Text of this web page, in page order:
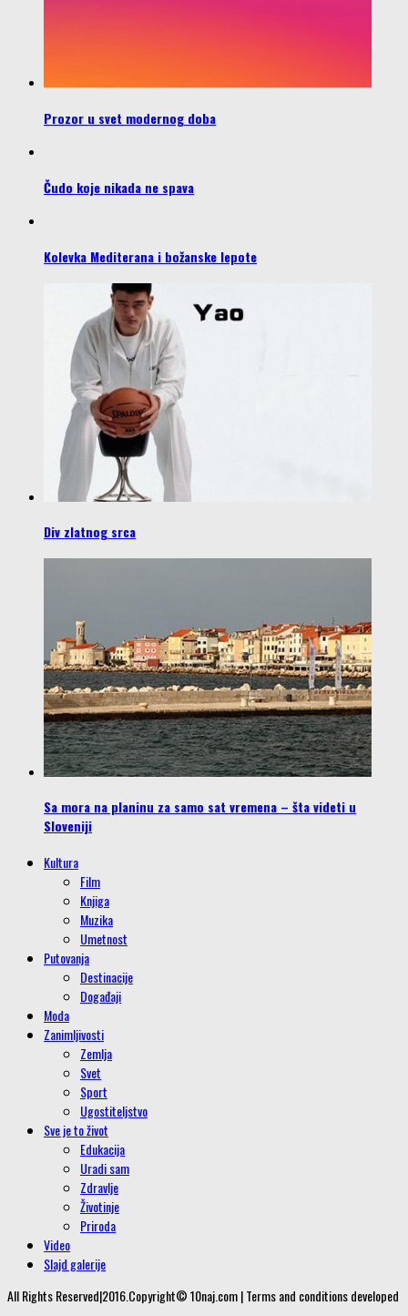
Prozor u svet modernog doba
Čudo koje nikada ne spava
Kolevka Mediterana i božanske lepote
Div zlatnog srca
Sa mora na planinu za samo sat vremena – šta videti u
Sloveniji
Kultura
Film
Knjiga
Muzika
Umetnost
Putovanja
Destinacije
Događaji
Moda
Zanimljivosti
Zemlja
Svet
Sport
Ugostiteljstvo
Sve je to život
Edukacija
Uradi sam
Zdravlje
Životinje
Priroda
Video
Slajd galerije
All Rights Reserved|2016.Copyright© 10naj.com | Terms and conditions developed